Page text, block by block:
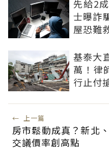
先給2
士曝詐
屋恐難
基泰大
萬！律
行止付
← 上一篇
房市鬆動成真？新北
交議價率創高點